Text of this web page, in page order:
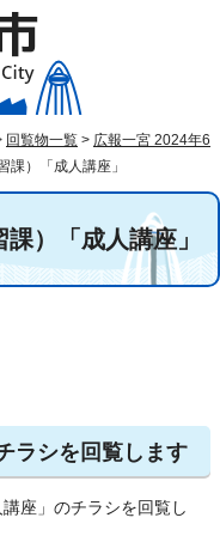
回覧物一覧 > 広報一宮 2024年6
課）「成人講座」
）「成人講座」
ラシを回覧します
座」のチラシを回覧し